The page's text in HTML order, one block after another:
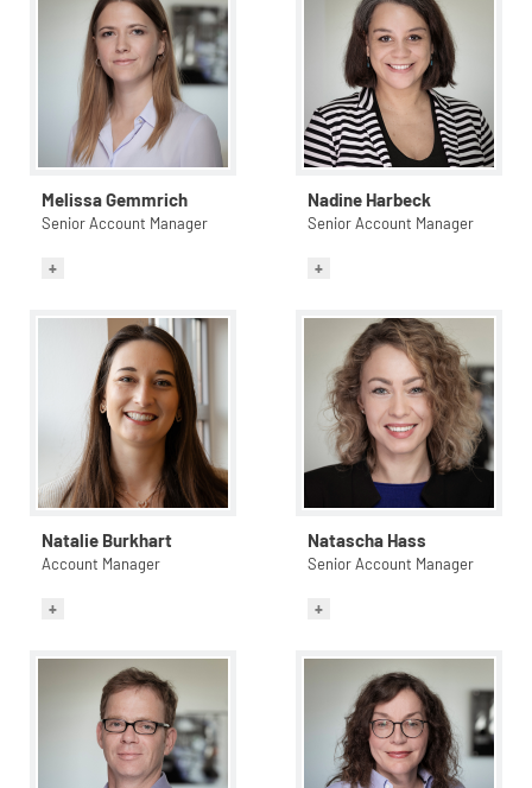
Melissa Gemmrich
Senior Account Manager
Nadine Harbeck
Senior Account Manager
Natalie Burkhart
Account Manager
Natascha Hass
Senior Account Manager